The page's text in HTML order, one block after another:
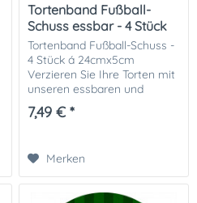
Tortenband Fußball-
Schuss essbar - 4 Stück
á...
Tortenband Fußball-Schuss -
4 Stück á 24cmx5cm
Verzieren Sie Ihre Torten mit
unseren essbaren und
flexiblen Tortenbändern aus
Dekor-Plus Zuckerpapier. Sie
7,49 € *
Merken